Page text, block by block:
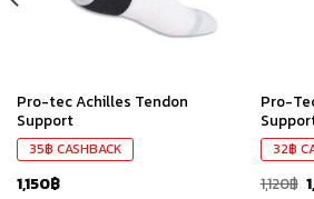
Pro-tec Achilles Tendon
Support
35฿ CASHBACK
1,150฿
Pro-
32฿
1,120฿